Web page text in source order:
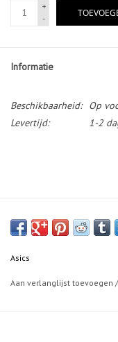
+
-
Informatie
Beschikbaarheid: Op
Levertijd:
1-2
Asics
Aan verlanglijst toevoegen /